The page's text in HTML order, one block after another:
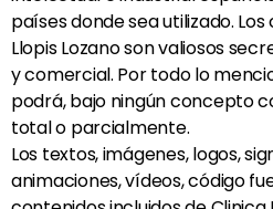
países donde sea utilizado.
Llopis Lozano son valiosos
y comercial. Por todo lo
podrá, bajo ningún concepto
total o parcialmente.
Los textos, imágenes, logos,
animaciones, vídeos, código